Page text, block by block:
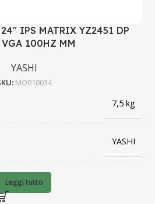
IPS MATRIX YZ2451 DP
100HZ MM
YASHI
MO010034
7,5 kg
YASHI
Leggi tutto